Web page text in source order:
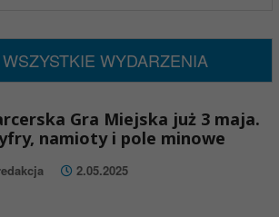
WYDARZENIA
Gra Miejska już 3 maja.
namioty i pole minowe
2.05.2025